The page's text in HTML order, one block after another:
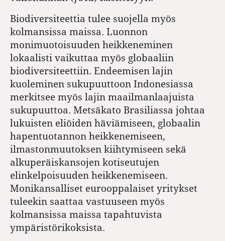
Biodiversiteettia tulee suojella myös
kolmansissa maissa. Luonnon
monimuotoisuuden heikkeneminen
lokaalisti vaikuttaa myös globaaliin
biodiversiteettiin. Endeemisen lajin
kuoleminen sukupuuttoon Indonesiassa
merkitsee myös lajin maailmanlaajuista
sukupuuttoa. Metsäkato Brasiliassa johtaa
lukuisten eliöiden häviämiseen, globaalin
hapentuotannon heikkenemiseen,
ilmastonmuutoksen kiihtymiseen sekä
alkuperäiskansojen kotiseutujen
elinkelpoisuuden heikkenemiseen.
Monikansalliset eurooppalaiset yritykset
tuleekin saattaa vastuuseen myös
kolmansissa maissa tapahtuvista
ympäristörikoksista.